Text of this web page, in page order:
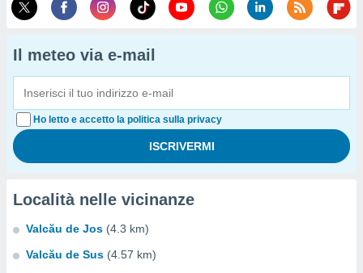
Il meteo via e-mail
Ho letto e accetto la politica sulla privacy
Località nelle vicinanze
Valcău de Jos (4.3 km)
Valcău de Sus (4.57 km)